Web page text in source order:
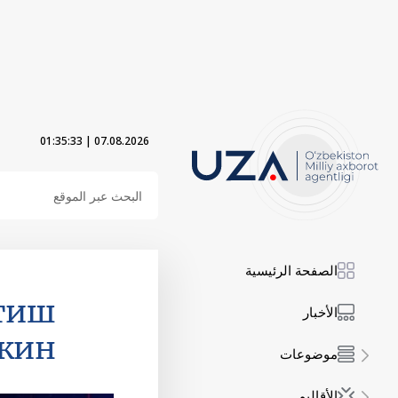
07.08.2026
|
01:35:34
الصفحة الرئيسية
الأخبار
موضوعات